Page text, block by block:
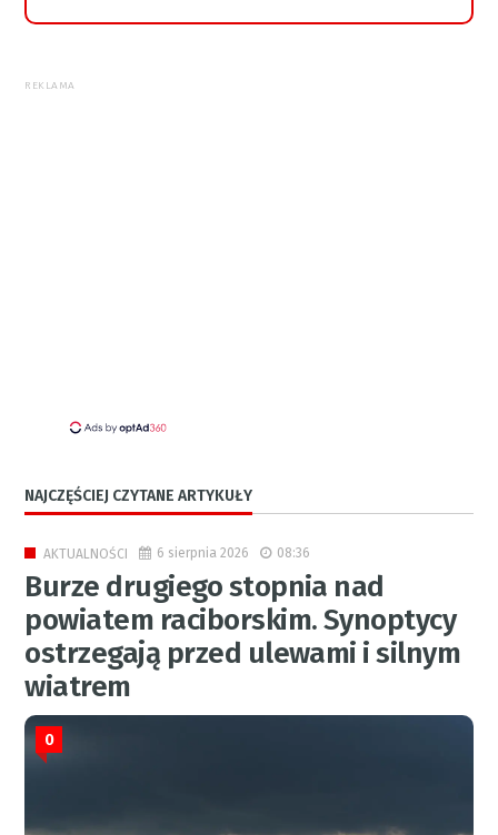
REKLAMA
NAJCZĘŚCIEJ CZYTANE ARTYKUŁY
AKTUALNOŚCI 6 sierpnia 2026 08:36
Burze drugiego stopnia nad
powiatem raciborskim. Synoptycy
ostrzegają przed ulewami i silnym
wiatrem
0